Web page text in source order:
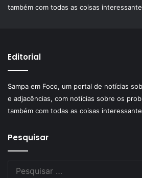
também com todas as coisas
Editorial
Sampa em Foco, um portal de notícias
e adjacências, com notícias sobre os
também com todas as coisas
Pesquisar